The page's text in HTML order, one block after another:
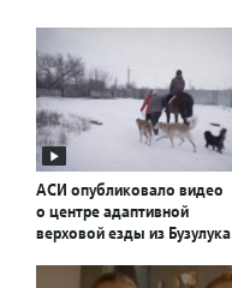
АСИ опубликовало видео
о центре адаптивной
верховой езды из Бузулука